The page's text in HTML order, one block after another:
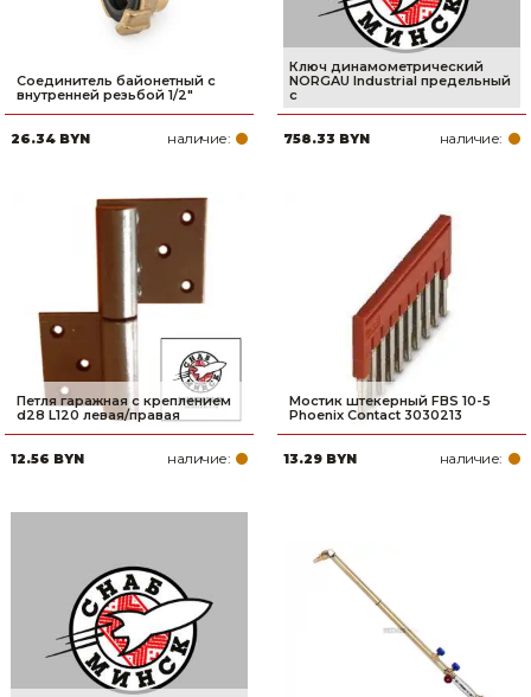
Соединитель байонетный с
внутренней резьбой 1/2"
26.34 BYN наличие:
Ключ динамометрический
NORGAU Industrial предельный
с
758.33 BYN наличие:
Петля гаражная с креплением
d28 L120 левая/правая
12.56 BYN наличие:
Мостик штекерный FBS 10-5
Phoenix Contact 3030213
13.29 BYN наличие: